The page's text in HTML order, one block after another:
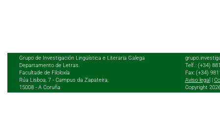
Grupo de Investigación Lingüística e Literaria Galega
Departamento de Letras.
Facultade de Filoloxía
Rúa Lisboa, 7 - Campus da Zapateira,
15008 - A Coruña
Telf.: (+34)
Fax: (+34)
Aviso legal
Copyright